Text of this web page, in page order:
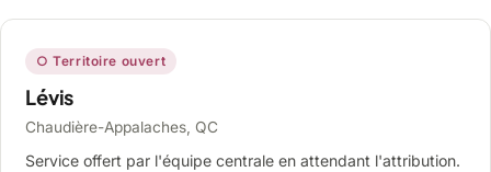
○ Territoire ouvert
Lévis
Chaudière-Appalaches, QC
Service offert par l'équipe centrale en attendant l'attribution.